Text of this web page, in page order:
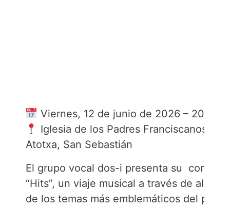
Viernes, 12 de junio de 2026 – 20:00 h
Iglesia de los Padres Franciscanos de
Atotxa, San Sebastián
El grupo vocal dos-i presenta su
“Hits”, un viaje musical a través de
de los temas más emblemáticos del pop y